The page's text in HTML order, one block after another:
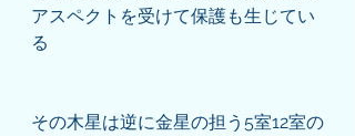
アスペクトを受けて保護も生じてい
る
その木星は逆に金星の担う5室12室の